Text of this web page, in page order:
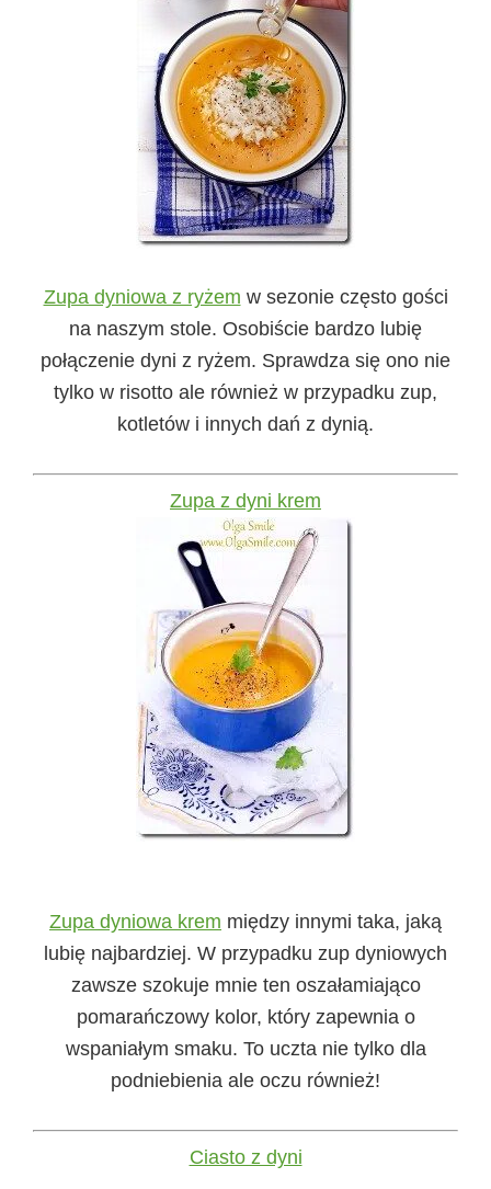
Zupa dyniowa z ryżem w sezonie często gości
na naszym stole. Osobiście bardzo lubię
połączenie dyni z ryżem. Sprawdza się ono nie
tylko w risotto ale również w przypadku zup,
kotletów i innych dań z dynią.
Zupa z dyni krem
Zupa dyniowa krem między innymi taka, jaką
lubię najbardziej. W przypadku zup dyniowych
zawsze szokuje mnie ten oszałamiająco
pomarańczowy kolor, który zapewnia o
wspaniałym smaku. To uczta nie tylko dla
podniebienia ale oczu również!
Ciasto z dyni